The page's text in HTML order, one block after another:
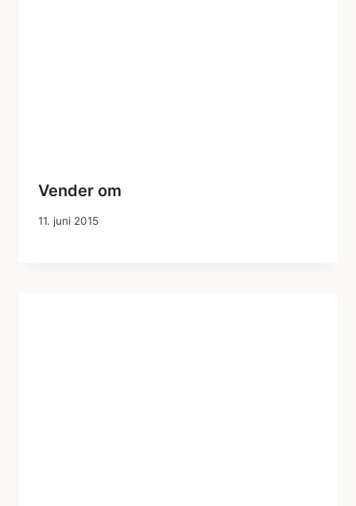
Vender om
11. juni 2015